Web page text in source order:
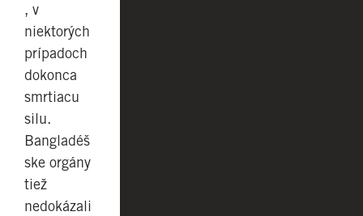
, v
niektorých
prípadoch
dokonca
smrtiacu
silu.
Bangladéš
ske orgány
tiež
nedokázali